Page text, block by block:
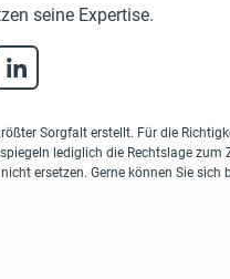
seine Expertise.
Sorgfalt erstellt. Für die
lediglich die Rechtslage
ersetzen. Gerne können Sie sich